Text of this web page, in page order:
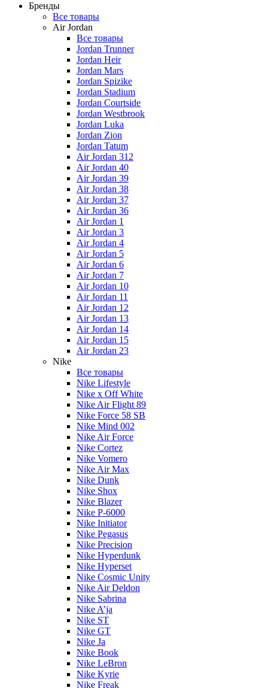
Бренды
Все товары
Air Jordan
Все товары
Jordan Trunner
Jordan Heir
Jordan Mars
Jordan Spizike
Jordan Stadium
Jordan Courtside
Jordan Westbrook
Jordan Luka
Jordan Zion
Jordan Tatum
Air Jordan 312
Air Jordan 40
Air Jordan 39
Air Jordan 38
Air Jordan 37
Air Jordan 36
Air Jordan 1
Air Jordan 3
Air Jordan 4
Air Jordan 5
Air Jordan 6
Air Jordan 7
Air Jordan 10
Air Jordan 11
Air Jordan 12
Air Jordan 13
Air Jordan 14
Air Jordan 15
Air Jordan 23
Nike
Все товары
Nike Lifestyle
Nike x Off White
Nike Air Flight 89
Nike Force 58 SB
Nike Mind 002
Nike Air Force
Nike Cortez
Nike Vomero
Nike Air Max
Nike Dunk
Nike Shox
Nike Blazer
Nike P-6000
Nike Initiator
Nike Pegasus
Nike Precision
Nike Hyperdunk
Nike Hyperset
Nike Cosmic Unity
Nike Air Deldon
Nike Sabrina
Nike A’ja
Nike ST
Nike GT
Nike Ja
Nike Book
Nike LeBron
Nike Kyrie
Nike Freak